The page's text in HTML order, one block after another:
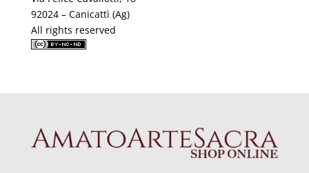
92024 – Canicattì (Ag)
All rights reserved